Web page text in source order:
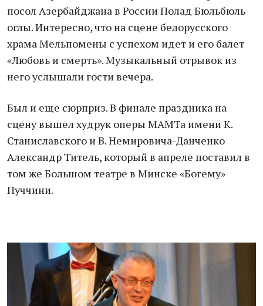
посол Азербайджана в России Полад Бюльбюль
оглы. Интересно, что на сцене белорусского
храма Мельпомены с успехом идет и его балет
«Любовь и смерть». Музыкальный отрывок из
него услышали гости вечера.
Был и еще сюрприз. В финале праздника на
сцену вышел худрук оперы МАМТа имени К.
Станиславского и В. Немировича-Данченко
Александр Титель, который в апреле поставил в
том же Большом театре в Минске «Богему»
Пуччини.